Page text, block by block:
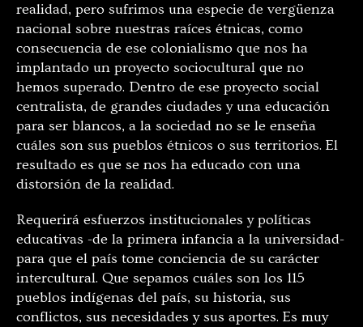
realidad, pero sufrimos una especie de vergüenza
nacional sobre nuestras raíces étnicas, como
consecuencia de ese colonialismo que nos ha
implantado un proyecto sociocultural que no
hemos superado. Dentro de ese proyecto social
centralista, de grandes ciudades y una educación
para ser blancos, a la sociedad no se le enseña
cuáles son sus pueblos étnicos o sus territorios. El
resultado es que se nos ha educado con una
distorsión de la realidad.
Requerirá esfuerzos institucionales y políticas
educativas -de la primera infancia a la universidad-
para que el país tome conciencia de su carácter
intercultural. Que sepamos cuáles son los 115
pueblos indígenas del país, su historia, sus
conflictos, sus necesidades y sus aportes. Es muy